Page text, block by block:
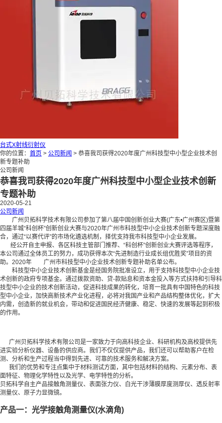
台式X射线衍射仪
你的位置： 首页 > 公司新闻 > 恭喜我司获得2020年度广州科技型中小型企业技术创
新专题补助
公司新闻
恭喜我司获得2020年度广州科技型中小型企业技术创新
专题补助
2020-05-21
公司新闻
广州贝拓科学技术有限公司参加了第八届中国创新创业大赛(广东•广州赛区)暨第
四届羊城“科创杯”创新创业大赛与2020年广州市科技型中小企业技术创新专题深度融
合，通过“以赛代评”的市场化遴选机制，择优支持我市科技型中小企业发展。
经公开自主申报、各区科技主管部门推荐、“科创杯”创新创业大赛评选等程序，
本公司通过全体员工的努力，成功获得本次“先进制造行业成长组优胜奖”项目的资
助。2020年 广州市科技型中小企业技术创新专题补助名单公布。
科技型中小企业技术创新基金是经国务院批准设立，用于支持科技型中小企业技
术创新的政府专项基金。通过拨款资助、贷-款贴息和资本金投入等方式扶持和引导科
技型中小企业的技术创新活动，促进科技成果的转化，培育一批具有中国特色的科技
型中小企业，加快高新技术产业化进程，必将对我国产业和产品结构整体优化，扩大
内需，创造新的就业机会，带动和促进国民经济健康、稳定、快速的发展等起到积极
的作用。
广州贝拓科学技术有限公司是一家致力于向高科技企业、科研机构及高校提供先
进实验分析仪器、设备的供应商。我们不仅仅提供产品，我们还可以帮助客户在检
测、分析和生产过程当中得到先进、可靠的技术服务和解决方案。
我们的优势和专注点集中于材料测试方面，其中包括材料的结构、元素分布、表
面特征、物理化学特性以及光学、电学特性的分析。
贝拓科学自主产品接触角测量仪、表面张力仪、白光干涉薄膜厚度测厚仪、透反射率
测量仪、原子力显微镜。
产品一：光学接触角测量仪(水滴角)